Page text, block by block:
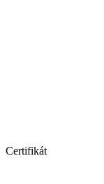
Certifikát